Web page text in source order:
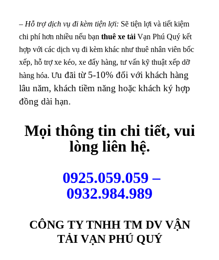
– Hỗ trợ dịch vụ đi kèm tiện lợi: Sẽ tiện lợi và tiết kiệm
chi phí hơn nhiều nếu bạn thuê xe tải Vạn Phú Quý kết
hợp với các dịch vụ đi kèm khác như thuê nhân viên bốc
xếp, hỗ trợ xe kéo, xe đẩy hàng, tư vấn kỹ thuật xếp dỡ
hàng hóa. Ưu đãi từ 5-10% đối với khách hàng
lâu năm, khách tiềm năng hoặc khách ký hợp
đồng dài hạn.
Mọi thông tin chi tiết, vui
lòng liên hệ.
0925.059.059 –
0932.984.989
CÔNG TY TNHH TM DV VẬN
TẢI VẠN PHÚ QUÝ